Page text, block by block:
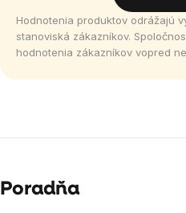
Hodnotenia produktov odrážajú
stanoviská zákazníkov.
hodnotenia zákazníkov vopred
Poradňa